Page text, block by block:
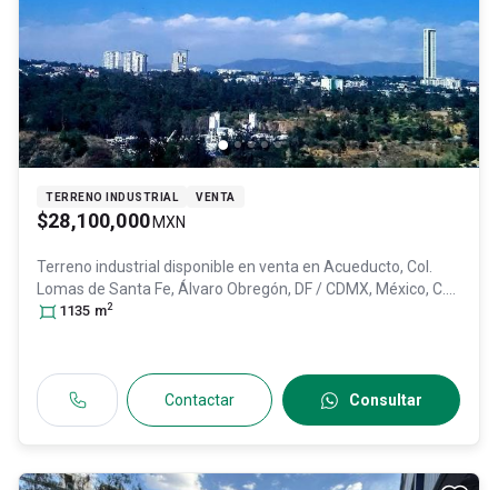
TERRENO INDUSTRIAL VENTA
$28,100,000 MXN
Terreno industrial disponible en venta en Acueducto, Col.
Lomas de Santa Fe, Álvaro Obregón, DF / CDMX, México, C.P.
01219, ID:29388761
1135 m2
Contactar Consultar